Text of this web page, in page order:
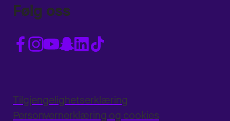
Følg oss
Tilgjengelighetserklæring
Personvernerklæring og cookies